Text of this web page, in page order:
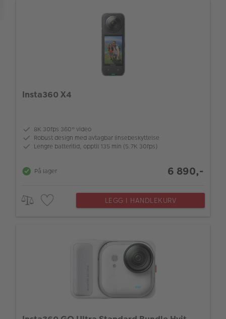
Inspirasjon
Insta360 X4
8K 30fps 360° video
Robust design med avtagbar linsebeskyttelse
Lengre batteritid, opptil 135 min (5.7K 30fps)
På lager 6 890,-
LEGG I HANDLEKURV